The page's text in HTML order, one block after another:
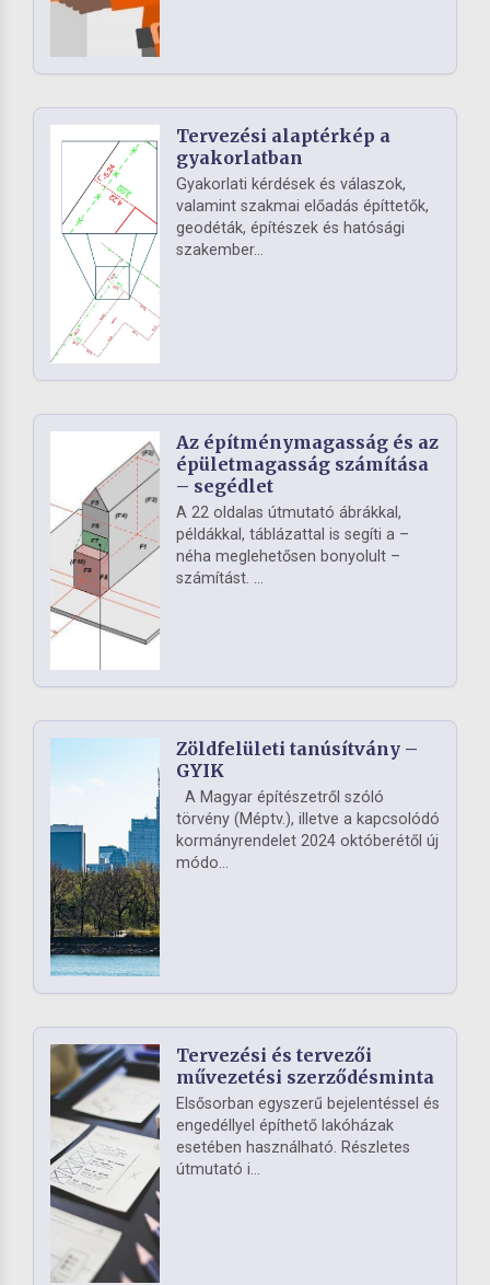
Tervezési alaptérkép a
gyakorlatban
Gyakorlati kérdések és válaszok,
valamint szakmai előadás építtetők,
geodéták, építészek és hatósági
szakember...
Az építménymagasság és az
épületmagasság számítása
– segédlet
A 22 oldalas útmutató ábrákkal,
példákkal, táblázattal is segíti a –
néha meglehetősen bonyolult –
számítást. ...
Zöldfelületi tanúsítvány –
GYIK
A Magyar építészetről szóló
törvény (Méptv.), illetve a kapcsolódó
kormányrendelet 2024 októberétől új
módo...
Tervezési és tervezői
művezetési szerződésminta
Elsősorban egyszerű bejelentéssel és
engedéllyel építhető lakóházak
esetében használható. Részletes
útmutató i...